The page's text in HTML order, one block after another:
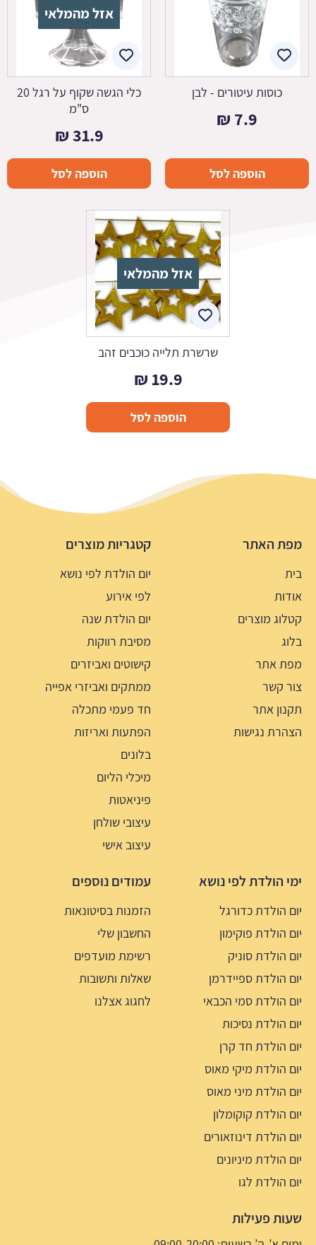
כוסות עיטורים - לבן
7.9
₪
הוספה לסל
אזל מהמלאי
כלי הגשה שקוף על רגל 20
ס"מ
31.9
₪
הוספה לסל
אזל מהמלאי
שרשרת תלייה כוכבים זהב
19.9
₪
הוספה לסל
מפת האתר
בית
אודות
קטלוג מוצרים
בלוג
מפת אתר
צור קשר
תקנון אתר
הצהרת נגישות
קטגריות מוצרים
יום הולדת לפי נושא
לפי אירוע
יום הולדת שנה
מסיבת רווקות
קישוטים ואביזרים
ממתקים ואביזרי אפייה
חד פעמי מתכלה
הפתעות ואריזות
בלונים
מיכלי הליום
פיניאטות
עיצובי שולחן
עיצוב אישי
ימי הולדת לפי נושא
יום הולדת כדורגל
יום הולדת פוקימון
יום הולדת סוניק
יום הולדת ספיידרמן
יום הולדת סמי הכבאי
יום הולדת נסיכות
יום הולדת חד קרן
יום הולדת מיקי מאוס
יום הולדת מיני מאוס
יום הולדת קוקומלון
יום הולדת דינוזאורים
יום הולדת מיניונים
יום הולדת לגו
עמודים נוספים
הזמנות בסיטונאות
החשבון שלי
רשימת מועדפים
שאלות ותשובות
לחגוג אצלנו
שעות פעילות